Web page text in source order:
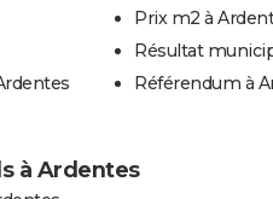
Prix m2 à
Résultat
Référendum à
à Ardentes